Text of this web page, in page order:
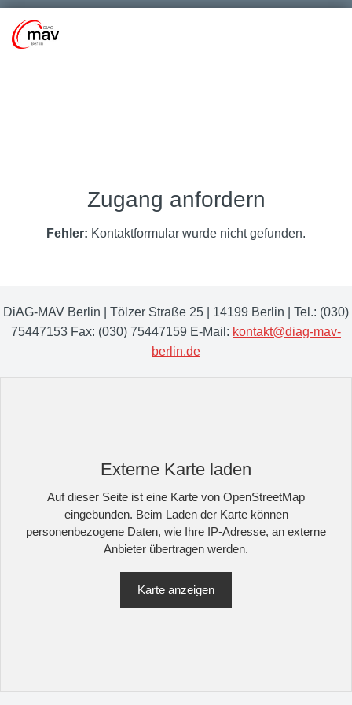
Zugang anfordern
Fehler: Kontaktformular wurde nicht gefunden.
DiAG-MAV Berlin | Tölzer Straße 25 | 14199 Berlin | Tel.: (030)
75447153 Fax: (030) 75447159 E-Mail: kontakt@diag-mav-
berlin.de
Externe Karte laden
Auf dieser Seite ist eine Karte von OpenStreetMap
eingebunden. Beim Laden der Karte können
personenbezogene Daten, wie Ihre IP-Adresse, an externe
Anbieter übertragen werden.
Karte anzeigen